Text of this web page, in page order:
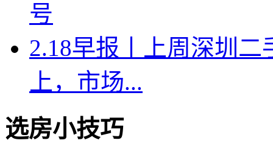
号
2.18早报丨上周深圳二
上，市场...
选房小技巧